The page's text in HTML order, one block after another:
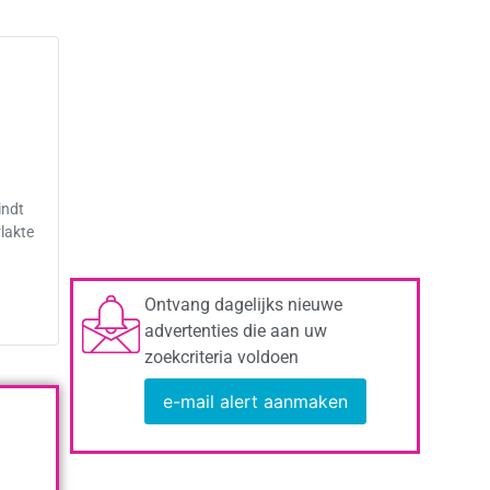
Ontvang dagelijks nieuwe
advertenties die aan uw
zoekcriteria voldoen
e-mail alert aanmaken